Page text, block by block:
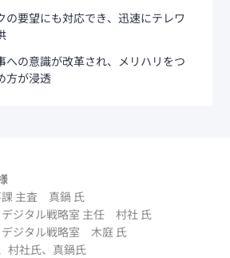
の要望にも対応でき、迅速にテレワ
への意識が改革され、メリハリをつ
方が浸透
課 主査 真鍋 氏
ジタル戦略室 主任 村社 氏
デジタル戦略室 木庭 氏
村社氏、真鍋氏